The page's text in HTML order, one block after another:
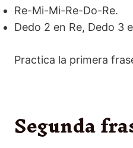
Re-Mi-Mi-Re-Do-Re.
Dedo 2 en Re, Dedo 3
Practica la primera
Segunda